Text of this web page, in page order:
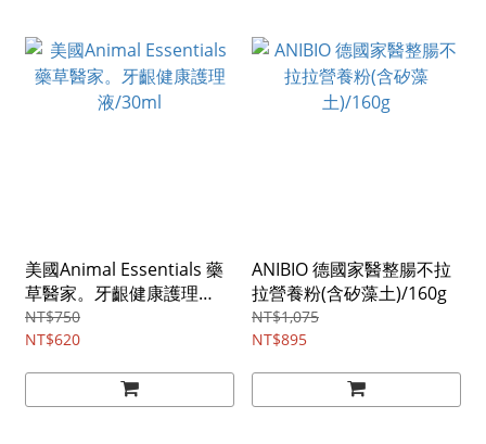
美國Animal Essentials 藥
草醫家。牙齦健康護理
液/30ml
NT$750
NT$620
ANIBIO 德國家醫整腸不拉
拉營養粉(含矽藻土)/160g
NT$1,075
NT$895